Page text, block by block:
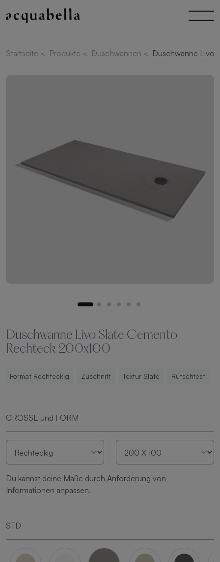
Startseite < Produkte < Duschwannen < Duschwanne Livo
Duschwanne Livo Slate Cemento
Rechteck 200x100
Format Rechteckig Zuschnitt Textur Slate Rutschfest
GRÖSSE und FORM
Du kannst deine Maße durch Anforderung von
Informationen anpassen.
STD